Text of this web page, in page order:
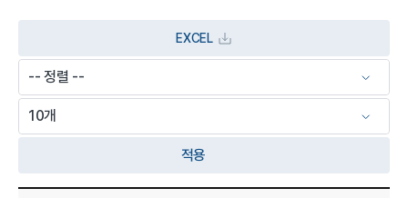
EXCEL
적용
상세정보 관리 목록